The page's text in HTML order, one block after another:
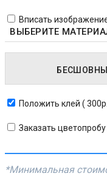
Вписать
ВЫБЕРИТЕ
Положить клей (
Заказать
*Минимальная